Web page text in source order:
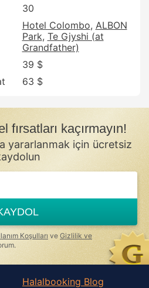
30
Hotel Colombo ALBON
Park Te Gjyshi (at
Grandfather)
39 $
63 $
fırsatları kaçırmayın!
yararlanmak için ücretsiz
Koşulları ve Gizlilik ve
Halalbooking Blog